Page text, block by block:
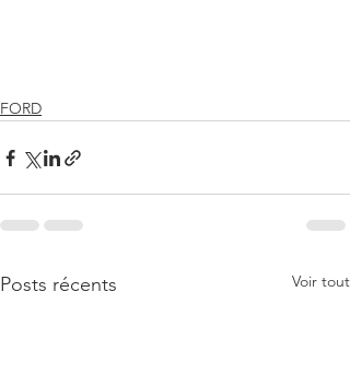
FORD
Posts récents Voir tout